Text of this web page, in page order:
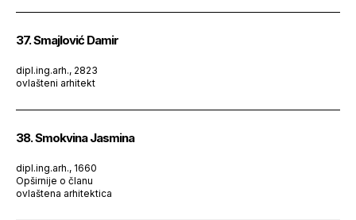
37. Smajlović Damir
dipl.ing.arh., 2823
ovlašteni arhitekt
38. Smokvina Jasmina
dipl.ing.arh., 1660
Opširnije o članu
ovlaštena arhitektica